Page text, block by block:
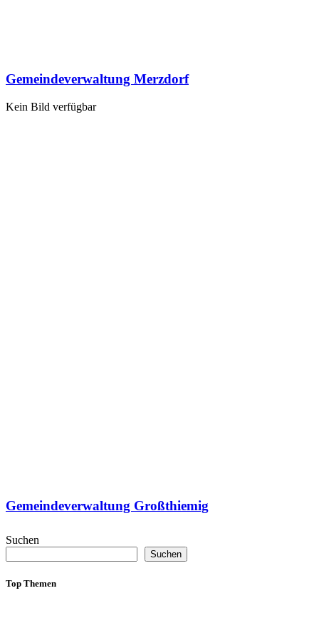
Gemeindeverwaltung Merzdorf
Kein Bild verfügbar
Gemeindeverwaltung Großthiemig
Suchen
Suchen
Top Themen